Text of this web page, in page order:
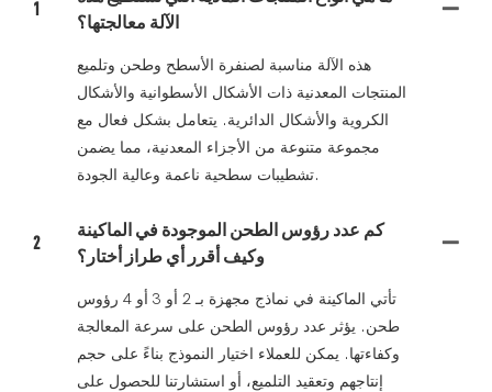
1
الآلة معالجتها؟
هذه الآلة مناسبة لصنفرة الأسطح وطحن وتلميع
المنتجات المعدنية ذات الأشكال الأسطوانية والأشكال
الكروية والأشكال الدائرية. يتعامل بشكل فعال مع
مجموعة متنوعة من الأجزاء المعدنية، مما يضمن
تشطيبات سطحية ناعمة وعالية الجودة.
2
كم عدد رؤوس الطحن الموجودة في الماكينة
وكيف أقرر أي طراز أختار؟
تأتي الماكينة في نماذج مجهزة بـ 2 أو 3 أو 4 رؤوس
طحن. يؤثر عدد رؤوس الطحن على سرعة المعالجة
وكفاءتها. يمكن للعملاء اختيار النموذج بناءً على حجم
إنتاجهم وتعقيد التلميع، أو استشارتنا للحصول على